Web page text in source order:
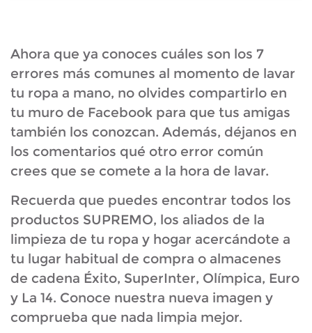
Ahora que ya conoces cuáles son los 7
errores más comunes al momento de lavar
tu ropa a mano, no olvides compartirlo en
tu muro de Facebook para que tus amigas
también los conozcan. Además, déjanos en
los comentarios qué otro error común
crees que se comete a la hora de lavar.
Recuerda que puedes encontrar todos los
productos SUPREMO, los aliados de la
limpieza de tu ropa y hogar acercándote a
tu lugar habitual de compra o almacenes
de cadena Éxito, SuperInter, Olímpica, Euro
y La 14. Conoce nuestra nueva imagen y
comprueba que nada limpia mejor.